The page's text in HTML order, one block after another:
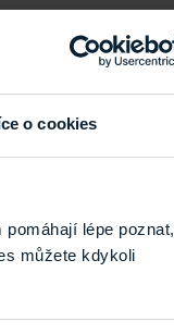
o cookies
lépe poznat,
můžete kdykoli